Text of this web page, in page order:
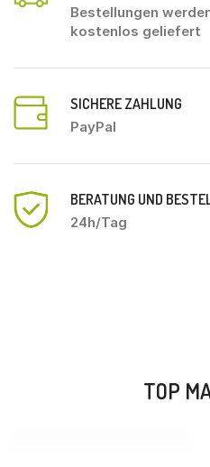
Bestellungen
kostenlos geliefert
SICHERE ZAHLUNG
PayPal
BERATUNG UND
24h/Tag
TOP